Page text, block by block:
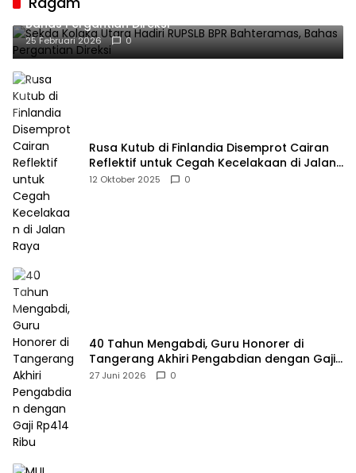
Sekda Kolaka Utara Hadiri RUPSLB BPR Bahteramas,
Bahas Pergantian Direksi
25 Februari 2026 0
Rusa Kutub di Finlandia Disemprot Cairan
Reflektif untuk Cegah Kecelakaan di Jalan
Raya
12 Oktober 2025 0
40 Tahun Mengabdi, Guru Honorer di
Tangerang Akhiri Pengabdian dengan Gaji
Rp414 Ribu
27 Juni 2026 0